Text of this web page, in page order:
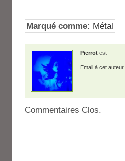
Marqué comme: Métal
Pierrot est
Email à cet auteur
Commentaires Clos.